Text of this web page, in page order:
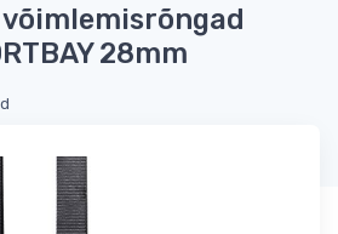
28mm